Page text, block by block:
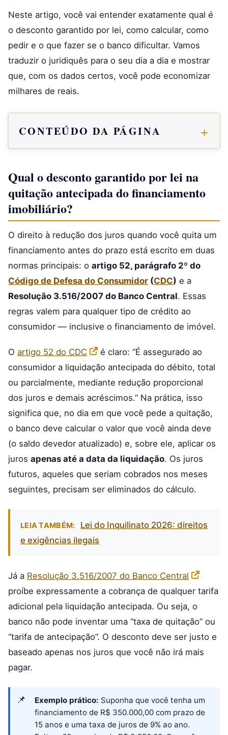
Neste artigo, você vai entender exatamente qual é
o desconto garantido por lei, como calcular, como
pedir e o que fazer se o banco dificultar. Vamos
traduzir o juridiquês para o seu dia a dia e mostrar
que, com os dados certos, você pode economizar
milhares de reais.
CONTEÚDO DA PÁGINA
Qual o desconto garantido por lei na
quitação antecipada do financiamento
imobiliário?
O direito à redução dos juros quando você quita um
financiamento antes do prazo está escrito em duas
normas principais: o artigo 52, parágrafo 2º do
Código de Defesa do Consumidor (CDC) e a
Resolução 3.516/2007 do Banco Central. Essas
regras valem para qualquer tipo de crédito ao
consumidor — inclusive o financiamento de imóvel.
O artigo 52 do CDC
é claro: “É assegurado ao
consumidor a liquidação antecipada do débito, total
ou parcialmente, mediante redução proporcional
dos juros e demais acréscimos.” Na prática, isso
significa que, no dia em que você pede a quitação,
o banco deve calcular o valor que você ainda deve
(o saldo devedor atualizado) e, sobre ele, aplicar os
juros apenas até a data da liquidação. Os juros
futuros, aqueles que seriam cobrados nos meses
seguintes, precisam ser eliminados do cálculo.
LEIA TAMBÉM:
Lei do Inquilinato 2026: direitos
e exigências ilegais
Já a Resolução 3.516/2007 do Banco Central
proíbe expressamente a cobrança de qualquer tarifa
adicional pela liquidação antecipada. Ou seja, o
banco não pode inventar uma “taxa de quitação” ou
“tarifa de antecipação”. O desconto deve ser justo e
baseado apenas nos juros que você não irá mais
pagar.
Exemplo prático: Suponha que você tenha um
financiamento de R$ 350.000,00 com prazo de
15 anos e uma taxa de juros de 9% ao ano.